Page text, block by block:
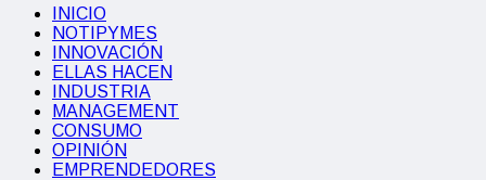
INICIO
NOTIPYMES
INNOVACIÓN
ELLAS HACEN
INDUSTRIA
MANAGEMENT
CONSUMO
OPINIÓN
EMPRENDEDORES